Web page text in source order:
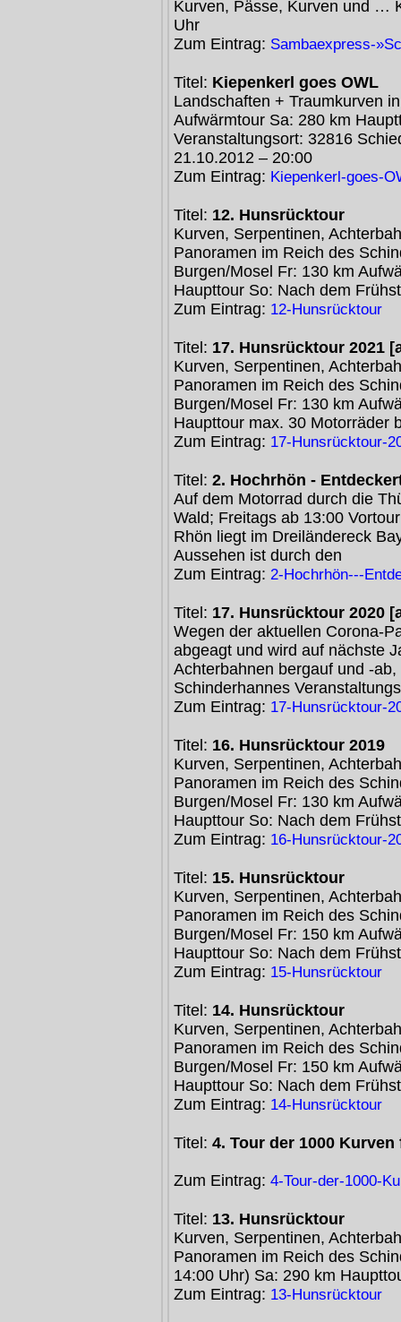
Kurven, Pässe, Kurven und …
Uhr
Zum Eintrag: Sambaexpress-
Titel: Kiepenkerl goes OWL
Landschaften + Traumkurven
Aufwärmtour Sa: 280 km
Veranstaltungsort: 32816
21.10.2012 – 20:00
Zum Eintrag: Kiepenkerl-goes-
Titel: 12. Hunsrücktour
Kurven, Serpentinen,
Panoramen im Reich des
Burgen/Mosel Fr: 130 km
Haupttour So: Nach dem
Zum Eintrag: 12-Hunsrücktour
Titel: 17. Hunsrücktour 2021
Kurven, Serpentinen,
Panoramen im Reich des
Burgen/Mosel Fr: 130 km
Haupttour max. 30 Motorräder
Zum Eintrag: 17-Hunsrücktour-
Titel: 2. Hochrhön -
Auf dem Motorrad durch die
Wald; Freitags ab 13:00
Rhön liegt im Dreiländereck
Aussehen ist durch den
Zum Eintrag: 2-Hochrhön---
Titel: 17. Hunsrücktour 2020
Wegen der aktuellen Corona-
abgeagt und wird auf nächste
Achterbahnen bergauf und -
Schinderhannes
Zum Eintrag: 17-Hunsrücktour-
Titel: 16. Hunsrücktour 2019
Kurven, Serpentinen,
Panoramen im Reich des
Burgen/Mosel Fr: 130 km
Haupttour So: Nach dem
Zum Eintrag: 16-Hunsrücktour-
Titel: 15. Hunsrücktour
Kurven, Serpentinen,
Panoramen im Reich des
Burgen/Mosel Fr: 150 km
Haupttour So: Nach dem
Zum Eintrag: 15-Hunsrücktour
Titel: 14. Hunsrücktour
Kurven, Serpentinen,
Panoramen im Reich des
Burgen/Mosel Fr: 150 km
Haupttour So: Nach dem
Zum Eintrag: 14-Hunsrücktour
Titel: 4. Tour der 1000 Kurven
Zum Eintrag: 4-Tour-der-1000-
Titel: 13. Hunsrücktour
Kurven, Serpentinen,
Panoramen im Reich des
14:00 Uhr) Sa: 290 km
Zum Eintrag: 13-Hunsrücktour